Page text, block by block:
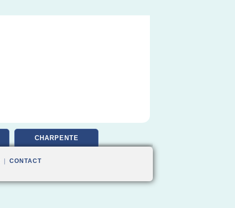
CHARPENTE
CONTACT